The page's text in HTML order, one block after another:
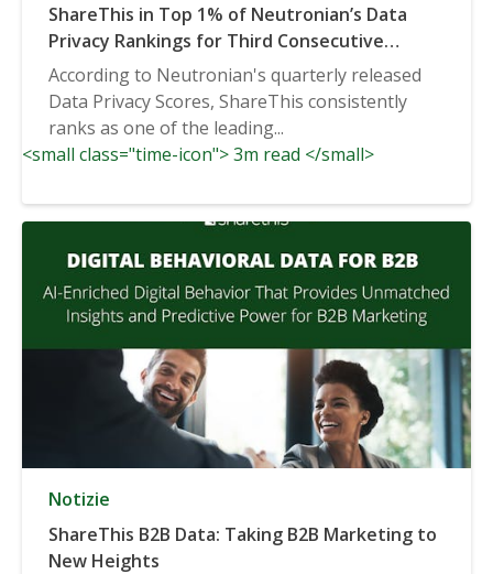
ShareThis in Top 1% of Neutronian’s Data
Privacy Rankings for Third Consecutive
Quarter
According to Neutronian's quarterly released
Data Privacy Scores, ShareThis consistently
ranks as one of the leading...
<small class="time-icon"> 3m read </small>
Notizie
ShareThis B2B Data: Taking B2B Marketing to
New Heights